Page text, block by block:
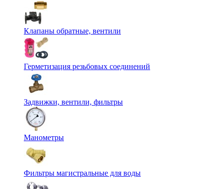
Клапаны обратные, вентили
Герметизация резьбовых соединений
Задвижки, вентили, фильтры
Манометры
Фильтры магистральные для воды